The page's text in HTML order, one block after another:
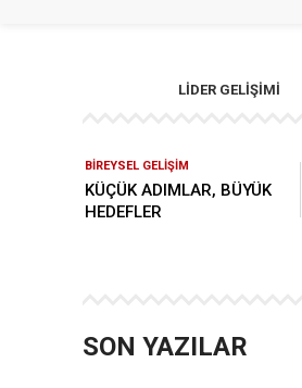
LIDER GELIŞIMI
BİREYSEL GELİŞİM
KÜÇÜK ADIMLAR, BÜYÜK
HEDEFLER
SON YAZILAR